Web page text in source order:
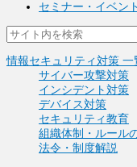
セミナー・イベン
情報セキュリティ対策 一
サイバー攻撃対策
インシデント対策
デバイス対策
セキュリティ教育
組織体制・ルール
法令・制度解説